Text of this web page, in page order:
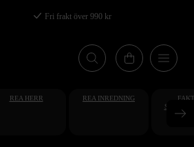
Fri frakt över 990 kr
REA HERR REA INREDNING